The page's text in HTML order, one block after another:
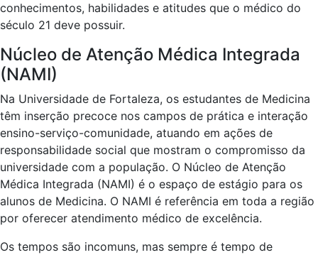
conhecimentos, habilidades e atitudes que o médico do
século 21 deve possuir.
Núcleo de Atenção Médica Integrada
(NAMI)
Na Universidade de Fortaleza, os estudantes de Medicina
têm inserção precoce nos campos de prática e interação
ensino-serviço-comunidade, atuando em ações de
responsabilidade social que mostram o compromisso da
universidade com a população. O Núcleo de Atenção
Médica Integrada (NAMI) é o espaço de estágio para os
alunos de Medicina. O NAMI é referência em toda a região
por oferecer atendimento médico de excelência.
Os tempos são incomuns, mas sempre é tempo de